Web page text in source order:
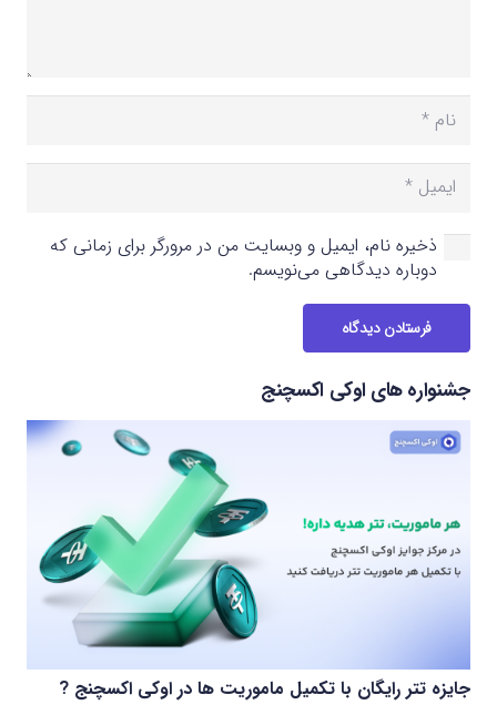
ذخیره نام، ایمیل و وبسایت من در مرورگر برای زمانی که
دوباره دیدگاهی می‌نویسم.
فرستادن دیدگاه
جشنواره های اوکی اکسچنج
جایزه تتر رایگان با تکمیل ماموریت ها در اوکی اکسچنج ?